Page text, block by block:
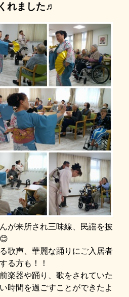
れました♬
が来所され三味線、民謡を披
歌声、華麗な踊りにご入居者
る方も！！
楽器や踊り、歌をされていた
時間を過ごすことができたよ